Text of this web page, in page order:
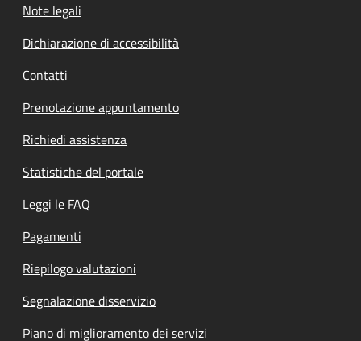
Note legali
Dichiarazione di accessibilità
Contatti
Prenotazione appuntamento
Richiedi assistenza
Statistiche del portale
Leggi le FAQ
Pagamenti
Riepilogo valutazioni
Segnalazione disservizio
Piano di miglioramento dei servizi